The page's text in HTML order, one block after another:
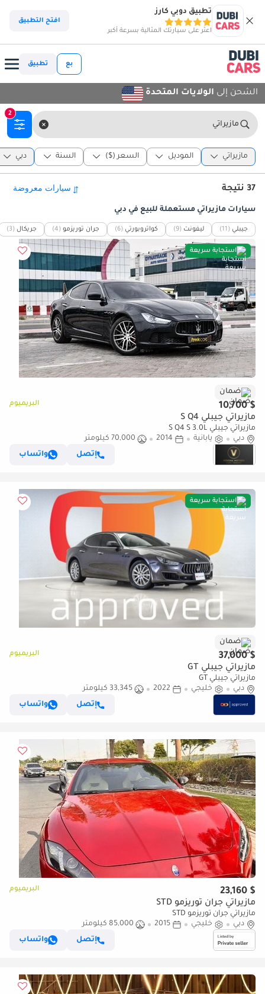
تطبيق دوبي كارز
اعثر على سيارتك المثالية بسرعة أكبر
افتح التطبيق
بع تطبيق
الشحن إلى الولايات المتحدة
مازيراتي
2
مازيراتي الموديل السعر ($) السنة دبي
37 نتيجة
سيارات مازيراتي مستعملة للبيع في دبي
جيبلي (11) ليفونت (9) كواتروبورتي (6) جران توريزمو (4) جريكال (3)
استجابة سريعة
ضمان
$ 10,700 البريميوم
مازيراتي جيبلي S Q4
مازيراتي جيبلي S Q4 S 3.0L
دبي
يابانية 2014
70,000 كيلومتر
إتصل
واتساب
استجابة سريعة
ضمان
$ 37,000 البريميوم
مازيراتي جيبلي GT
مازيراتي جيبلي GT
دبي
خليجي 2022
33,345 كيلومتر
إتصل
واتساب
$ 23,160 البريميوم
مازيراتي جران توريزمو STD
مازيراتي جران توريزمو STD
دبي
خليجي 2015
85,000 كيلومتر
إتصل
واتساب